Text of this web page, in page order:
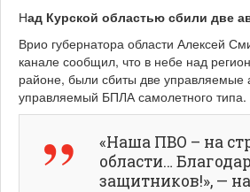
Над Курской областью сбили две
Врио губернатора области Алексей
канале сообщил, что в небе над
районе, были сбиты две управляемые
управляемый БПЛА самолетного типа.
«Наша ПВО – на
области…
защитников!», —